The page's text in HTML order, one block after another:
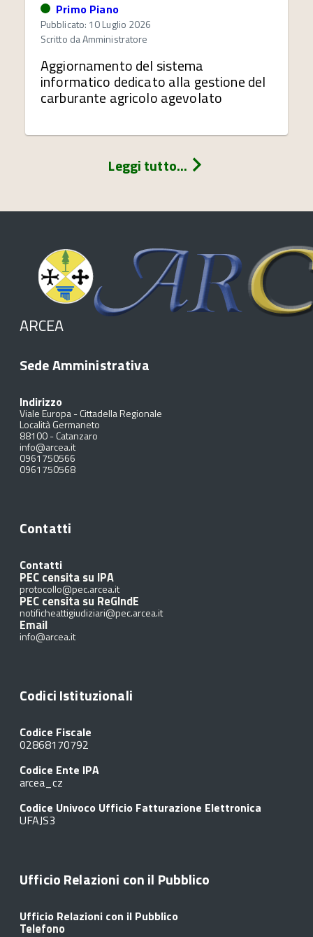
Primo Piano
Pubblicato: 10 Luglio 2026
Scritto daAmministratore
Aggiornamento del sistema
informatico dedicato alla gestione del
carburante agricolo agevolato
Leggi tutto...
ARCEA
Sede Amministrativa
Indirizzo
Viale Europa - Cittadella Regionale
Località Germaneto
88100-Catanzaro
info@arcea.it
0961750566
0961750568
Contatti
Contatti
PEC censita su IPA
protocollo@pec.arcea.it
PEC censita su ReGIndE
notificheattigiudiziari@pec.arcea.it
Email
info@arcea.it
Codici Istituzionali
Codice Fiscale
02868170792
Codice Ente IPA
arcea_cz
Codice Univoco Ufficio Fatturazione Elettronica
UFAJS3
Ufficio Relazioni con il Pubblico
Ufficio Relazioni con il Pubblico
Telefono